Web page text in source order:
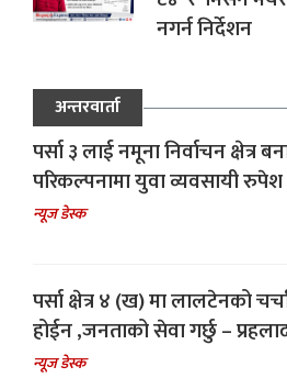
नगर्न निर्देशन
अन्तरवार्ता
पर्सा ३ लाई नमूना निर्वाचन क्षेत्र
परिकल्पनामा युवा व्यवसायी
न्यूज डेस्क
पर्सा क्षेत्र ४ (ख) मा लालटेनको
होईन ,जनताको सेवा गर्छु –
न्यूज डेस्क